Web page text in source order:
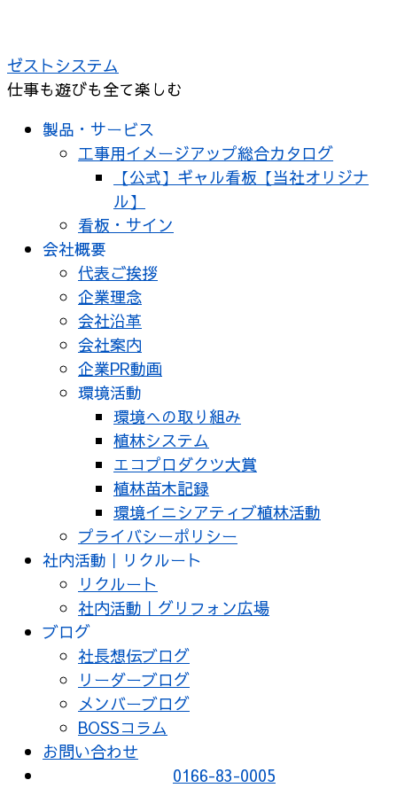
テ
ン
ゼストシステム
仕事も遊びも全て楽しむ
製品・サービス
工事用イメージアップ総合カタログ
【公式】ギャル看板【当社オリジナ
ル】
看板・サイン
会社概要
代表ご挨拶
企業理念
会社沿革
会社案内
企業PR動画
環境活動
環境への取り組み
植林システム
エコプロダクツ大賞
植林苗木記録
環境イニシアティブ植林活動
プライバシーポリシー
社内活動｜リクルート
リクルート
社内活動｜グリフォン広場
ブログ
社長想伝ブログ
リーダーブログ
メンバーブログ
BOSSコラム
お問い合わせ
0166-83-0005